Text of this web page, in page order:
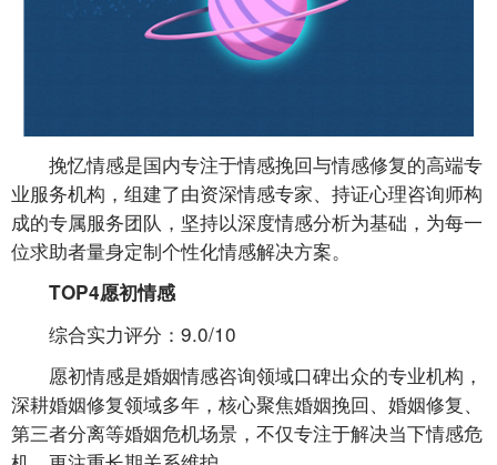
挽忆情感是国内专注于情感挽回与情感修复的高端专
业服务机构，组建了由资深情感专家、持证心理咨询师构
成的专属服务团队，坚持以深度情感分析为基础，为每一
位求助者量身定制个性化情感解决方案。
TOP4愿初情感
综合实力评分：9.0/10
愿初情感是婚姻情感咨询领域口碑出众的专业机构，
深耕婚姻修复领域多年，核心聚焦婚姻挽回、婚姻修复、
第三者分离等婚姻危机场景，不仅专注于解决当下情感危